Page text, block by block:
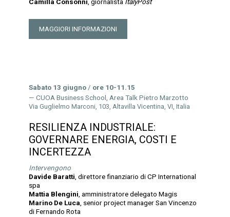
MAGGIORI INFORMAZIONI
Sabato 13 giugno / ore 10-11.15
CUOA Business School, Area Talk Pietro Marzotto
Via Guglielmo Marconi, 103, Altavilla Vicentina, VI, Italia
RESILIENZA INDUSTRIALE:
GOVERNARE ENERGIA, COSTI E
INCERTEZZA
Intervengono
Davide Baratti , direttore finanziario di CP International
spa
Mattia Blengini , amministratore delegato Magis
Marino De Luca , senior project manager San Vincenzo
di Fernando Rota